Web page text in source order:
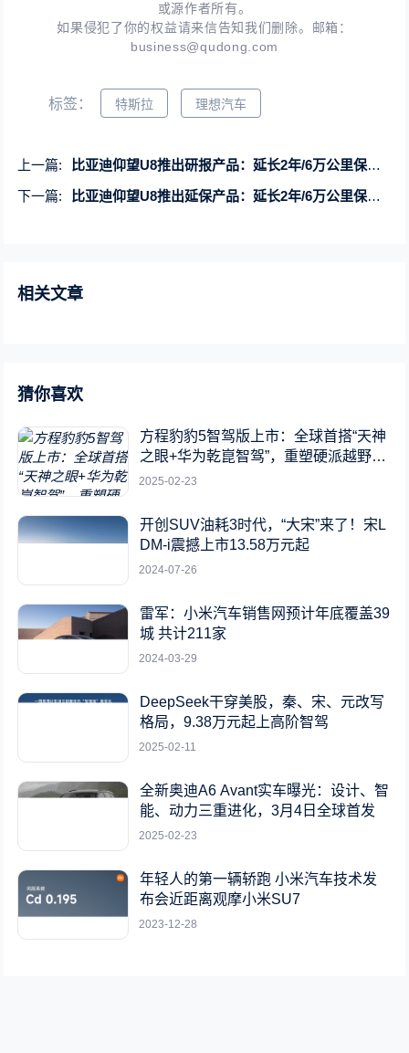
或源作者所有。
如果侵犯了你的权益请来信告知我们删除。邮箱：
business@qudong.com
标签： 特斯拉 理想汽车
上一篇:
比亚迪仰望U8推出研报产品：延长2年/6万公里保修仅需12199元起
下一篇:
比亚迪仰望U8推出延保产品：延长2年/6万公里保修仅需12199元起
相关文章
猜你喜欢
方程豹豹5智驾版上市：全球首搭“天神
之眼+华为乾崑智驾”，重塑硬派越野新
标杆
2025-02-23
开创SUV油耗3时代，“大宋”来了！宋L
DM-i震撼上市13.58万元起
2024-07-26
雷军：小米汽车销售网预计年底覆盖39
城 共计211家
2024-03-29
DeepSeek干穿美股，秦、宋、元改写
格局，9.38万元起上高阶智驾
2025-02-11
全新奥迪A6 Avant实车曝光：设计、智
能、动力三重进化，3月4日全球首发
2025-02-23
年轻人的第一辆轿跑 小米汽车技术发
布会近距离观摩小米SU7
2023-12-28